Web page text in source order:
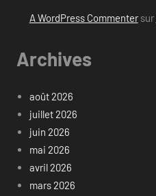
A WordPress Commentersur
Archives
août 2026
juillet 2026
juin 2026
mai 2026
avril 2026
mars 2026